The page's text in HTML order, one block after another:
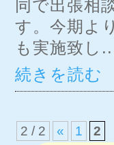
同で出張相
す。今期よ
も実施致し
続きを読む
2 / 2 « 1 2